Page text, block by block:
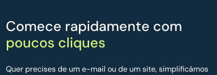
Comece rapidamente com
poucos cliques
Quer precises de um e-mail ou de um site, simplificámos